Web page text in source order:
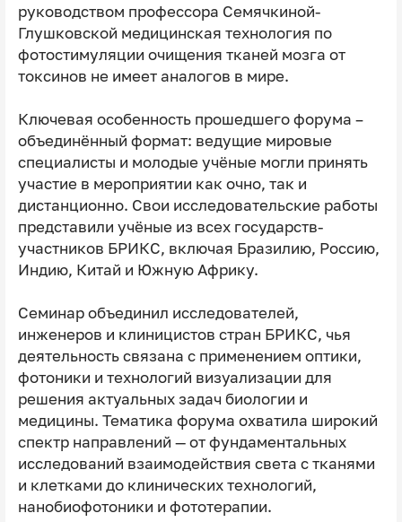
руководством профессора Семячкиной-
Глушковской медицинская технология по
фотостимуляции очищения тканей мозга от
токсинов не имеет аналогов в мире.
Ключевая особенность прошедшего форума –
объединённый формат: ведущие мировые
специалисты и молодые учёные могли принять
участие в мероприятии как очно, так и
дистанционно. Свои исследовательские работы
представили учёные из всех государств-
участников БРИКС, включая Бразилию, Россию,
Индию, Китай и Южную Африку.
Семинар объединил исследователей,
инженеров и клиницистов стран БРИКС, чья
деятельность связана с применением оптики,
фотоники и технологий визуализации для
решения актуальных задач биологии и
медицины. Тематика форума охватила широкий
спектр направлений — от фундаментальных
исследований взаимодействия света с тканями
и клетками до клинических технологий,
нанобиофотоники и фототерапии.